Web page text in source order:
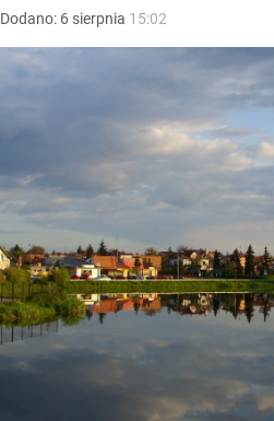
Dodano: 6 sierpnia 15:02